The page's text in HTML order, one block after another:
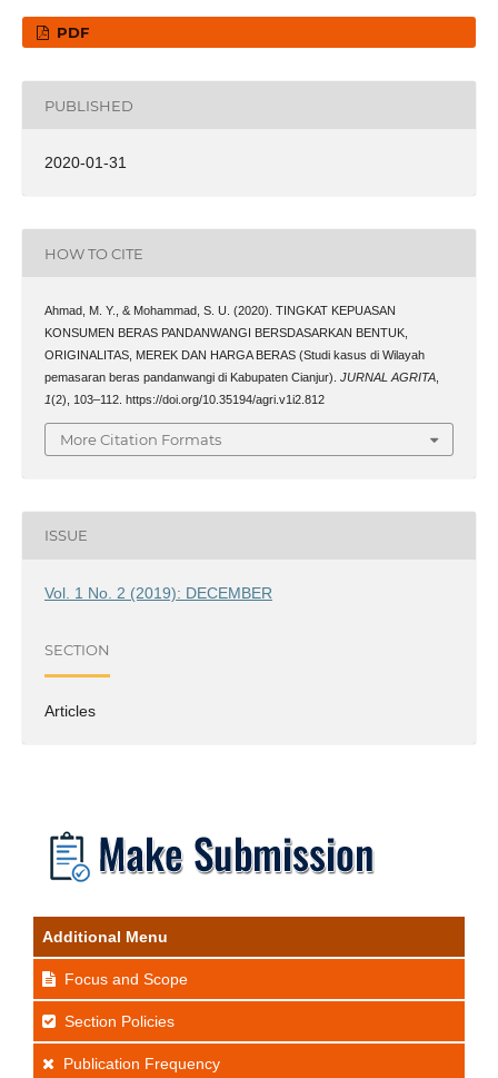
PDF
PUBLISHED
2020-01-31
HOW TO CITE
Ahmad, M. Y., & Mohammad, S. U. (2020). TINGKAT KEPUASAN
KONSUMEN BERAS PANDANWANGI BERSDASARKAN BENTUK,
ORIGINALITAS, MEREK DAN HARGA BERAS (Studi kasus di Wilayah
pemasaran beras pandanwangi di Kabupaten Cianjur). JURNAL AGRITA,
1(2), 103–112. https://doi.org/10.35194/agri.v1i2.812
More Citation Formats
ISSUE
Vol. 1 No. 2 (2019): DECEMBER
SECTION
Articles
Additional Menu
Focus and Scope
Section Policies
Publication Frequency